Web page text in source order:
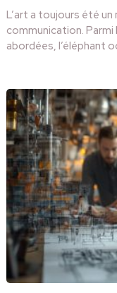
L’art a toujours été
communication.
abordées, l’éléphant